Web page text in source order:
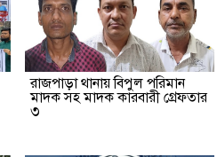
রাজপাড়া থানায় বিপুল পরিমান
মাদক সহ মাদক কারবারী গ্রেফতার
৩